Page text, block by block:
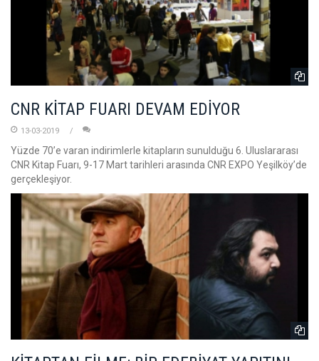
CNR KİTAP FUARI DEVAM EDİYOR
13-03-2019
Yüzde 70’e varan indirimlerle kitapların sunulduğu 6. Uluslararası
CNR Kitap Fuarı, 9-17 Mart tarihleri arasında CNR EXPO Yeşilköy’de
gerçekleşiyor.